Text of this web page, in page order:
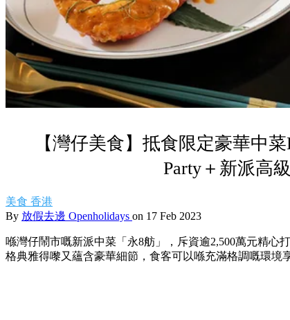
【灣仔美食】抵食限定豪華中
Party＋新派高
美食 香港
By 放假去邊 Openholidays on 17 Feb 2023
喺灣仔鬧市嘅新派中菜「永8舫」，斥資逾2,500萬元精心
格典雅得嚟又蘊含豪華細節，食客可以喺充滿格調嘅環境